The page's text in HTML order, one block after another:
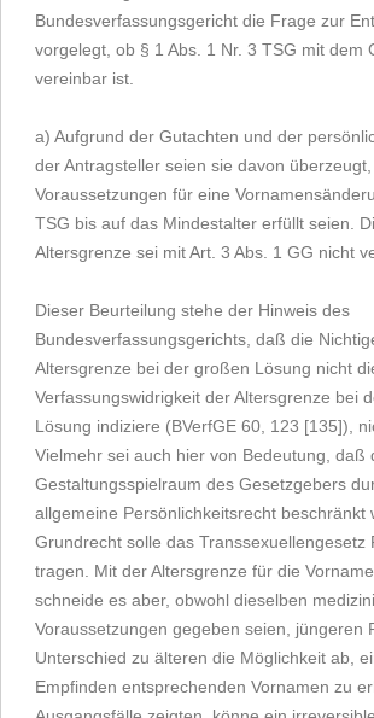
Bundesverfassungsgericht die Frage zur
vorgelegt, ob § 1 Abs. 1 Nr. 3 TSG mit dem
vereinbar ist.
a) Aufgrund der Gutachten und der
der Antragsteller seien sie davon
Voraussetzungen für eine
TSG bis auf das Mindestalter erfüllt seien.
Altersgrenze sei mit Art. 3 Abs. 1 GG nicht
Dieser Beurteilung stehe der Hinweis des
Bundesverfassungsgerichts, daß die
Altersgrenze bei der großen Lösung nicht
Verfassungswidrigkeit der Altersgrenze bei
Lösung indiziere (BVerfGE 60, 123 [135]),
Vielmehr sei auch hier von Bedeutung, daß
Gestaltungsspielraum des Gesetzgebers
allgemeine Persönlichkeitsrecht beschränkt
Grundrecht solle das Transsexuellengesetz
tragen. Mit der Altersgrenze für die
schneide es aber, obwohl dieselben
Voraussetzungen gegeben seien, jüngeren
Unterschied zu älteren die Möglichkeit ab,
Empfinden entsprechenden Vornamen zu